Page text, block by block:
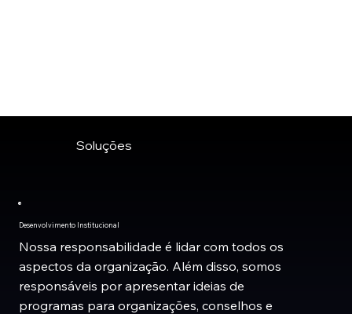
Soluções
Desenvolvimento Institucional
Nossa responsabilidade é lidar com todos os
aspectos da organização. Além disso, somos
responsáveis por apresentar ideias de
programas para organizações, conselhos e